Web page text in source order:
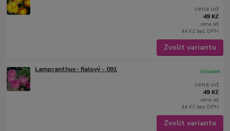
cena od
49 Kč
cena od
44 Kč bez DPH
Zvolit variantu
Lampranthus- fialový - 091
cena od
49 Kč
cena od
44 Kč bez DPH
Skladem
Zvolit variantu